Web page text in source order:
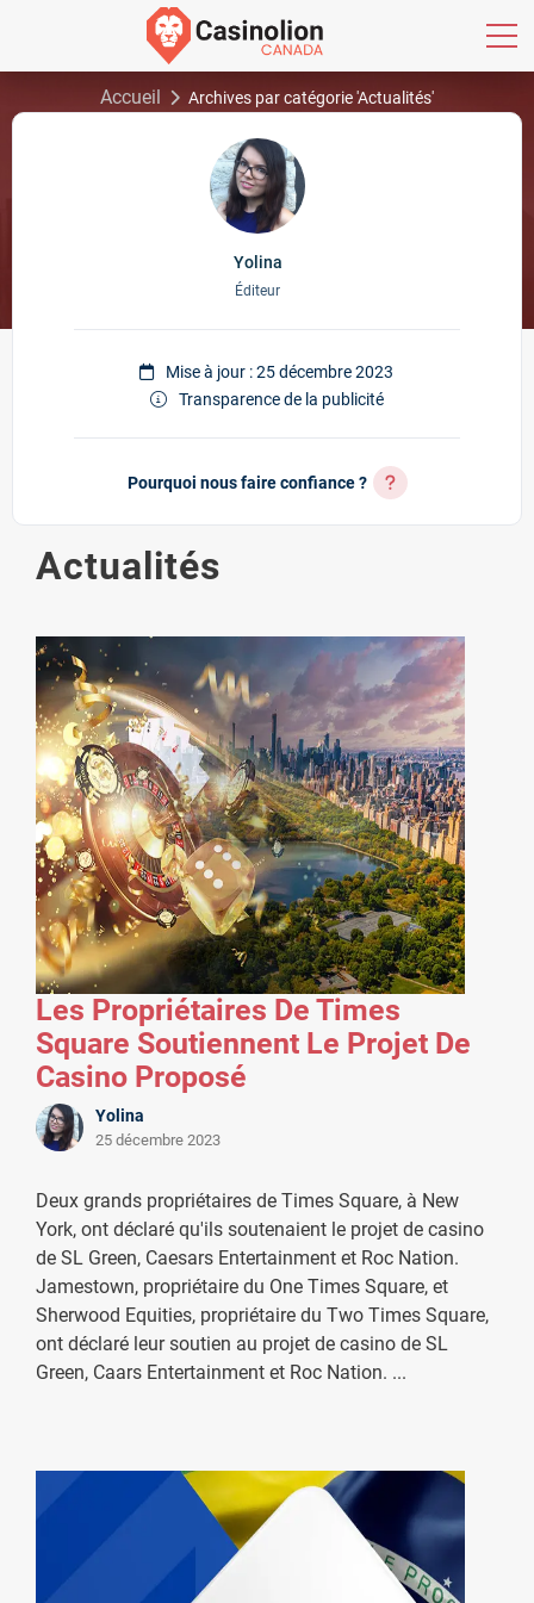
Accueil Archives par catégorie 'Actualités'
Yolina
Éditeur
Mise à jour : 25 décembre 2023
Transparence de la publicité
Pourquoi nous faire confiance ?
Actualités
Les Propriétaires De Times
Square Soutiennent Le Projet De
Casino Proposé
Yolina
25 décembre 2023
Deux grands propriétaires de Times Square, à New
York, ont déclaré qu'ils soutenaient le projet de casino
de SL Green, Caesars Entertainment et Roc Nation.
Jamestown, propriétaire du One Times Square, et
Sherwood Equities, propriétaire du Two Times Square,
ont déclaré leur soutien au projet de casino de SL
Green, Caars Entertainment et Roc Nation. ...